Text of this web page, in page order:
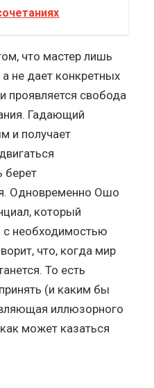
что мастер лишь
не дает конкретных
проявляется свобода
Гадающий
и получает
берет
Одновременно Ошо
который
с необходимостью
что, когда мир
То есть
(и каким бы
иллюзорного
может казаться